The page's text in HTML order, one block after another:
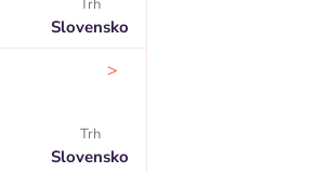
Trh
Slovensko
>
Trh
Slovensko